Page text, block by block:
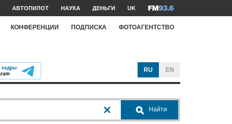
АВТОПИЛОТ НАУКА ДЕНЬГИ UK
КОНФЕРЕНЦИИ ПОДПИСКА ФОТОАГЕНТСТВО
RU EN
Найти